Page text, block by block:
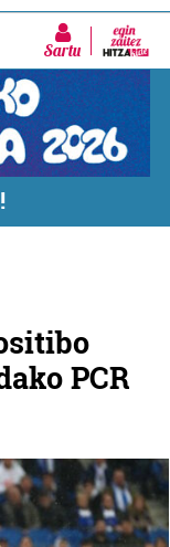
Sartu
PCR